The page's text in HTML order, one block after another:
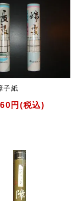
子紙
円(税込)